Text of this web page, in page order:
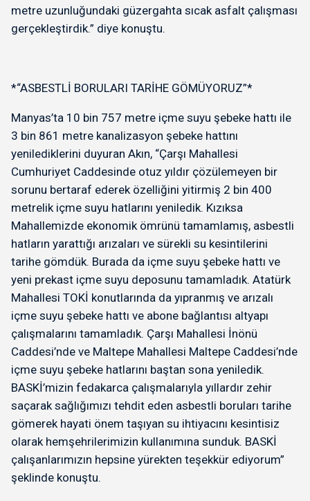
metre uzunluğundaki güzergahta sıcak asfalt çalışması
gerçekleştirdik.” diye konuştu.
*“ASBESTLİ BORULARI TARİHE GÖMÜYORUZ”*
Manyas’ta 10 bin 757 metre içme suyu şebeke hattı ile
3 bin 861 metre kanalizasyon şebeke hattını
yenilediklerini duyuran Akın, “Çarşı Mahallesi
Cumhuriyet Caddesinde otuz yıldır çözülemeyen bir
sorunu bertaraf ederek özelliğini yitirmiş 2 bin 400
metrelik içme suyu hatlarını yeniledik. Kızıksa
Mahallemizde ekonomik ömrünü tamamlamış, asbestli
hatların yarattığı arızaları ve sürekli su kesintilerini
tarihe gömdük. Burada da içme suyu şebeke hattı ve
yeni prekast içme suyu deposunu tamamladık. Atatürk
Mahallesi TOKİ konutlarında da yıpranmış ve arızalı
içme suyu şebeke hattı ve abone bağlantısı altyapı
çalışmalarını tamamladık. Çarşı Mahallesi İnönü
Caddesi’nde ve Maltepe Mahallesi Maltepe Caddesi’nde
içme suyu şebeke hatlarını baştan sona yeniledik.
BASKİ’mizin fedakarca çalışmalarıyla yıllardır zehir
saçarak sağlığımızı tehdit eden asbestli boruları tarihe
gömerek hayati önem taşıyan su ihtiyacını kesintisiz
olarak hemşehrilerimizin kullanımına sunduk. BASKİ
çalışanlarımızın hepsine yürekten teşekkür ediyorum”
şeklinde konuştu.